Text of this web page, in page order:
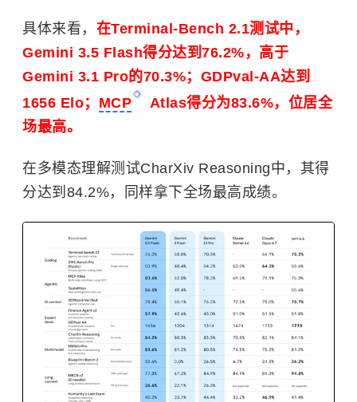
具体来看， 在Terminal-Bench 2.1测试中，
Gemini 3.5 Flash得分达到76.2%，高于
Gemini 3.1 Pro的70.3%；GDPval-AA达到
1656 Elo； MCP
Atlas得分为83.6%，位居全
场最高。
在多模态理解测试CharXiv Reasoning中，其得
分达到84.2%，同样拿下全场最高成绩。